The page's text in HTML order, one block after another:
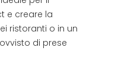
e creare la
ristoranti o in un
di prese